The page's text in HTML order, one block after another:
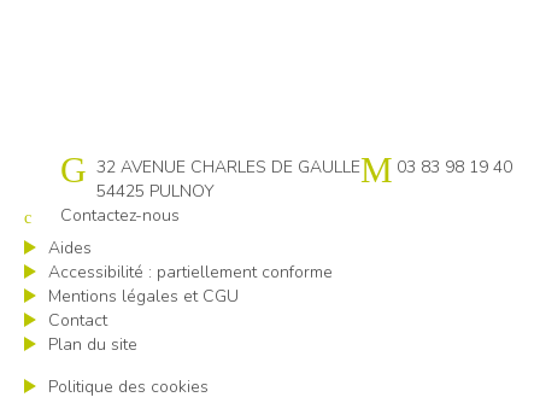
Cap emploi 54
32 AVENUE CHARLES DE GAULLE
54425 PULNOY
03 83 98 19 40
Contactez-nous
Aides
Accessibilité : partiellement conforme
Mentions légales et CGU
Contact
Plan du site
Politique des cookies